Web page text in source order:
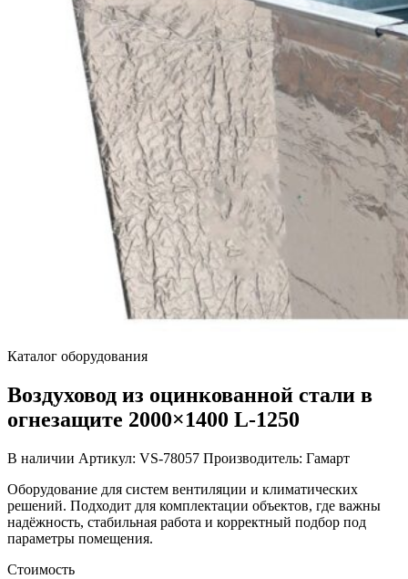
Каталог оборудования
Воздуховод из оцинкованной стали в
огнезащите 2000×1400 L-1250
В наличии Артикул: VS-78057 Производитель: Гамарт
Оборудование для систем вентиляции и климатических
решений. Подходит для комплектации объектов, где важны
надёжность, стабильная работа и корректный подбор под
параметры помещения.
Стоимость